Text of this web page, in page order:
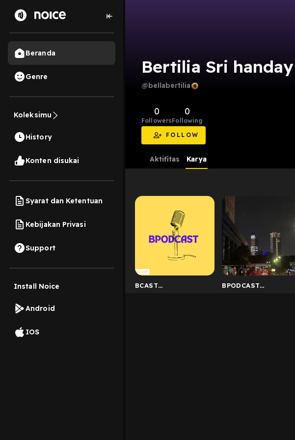
Beranda
Genre
Koleksimu
History
Konten disukai
Syarat dan Ketentuan
Kebijakan Privasi
Support
Install Noice
Android
IOS
Bertilia Sri
@bellabertilia
0
Followers
0
Following
FOLLOW
Aktifitas Karya
BCAST
BPODCAST